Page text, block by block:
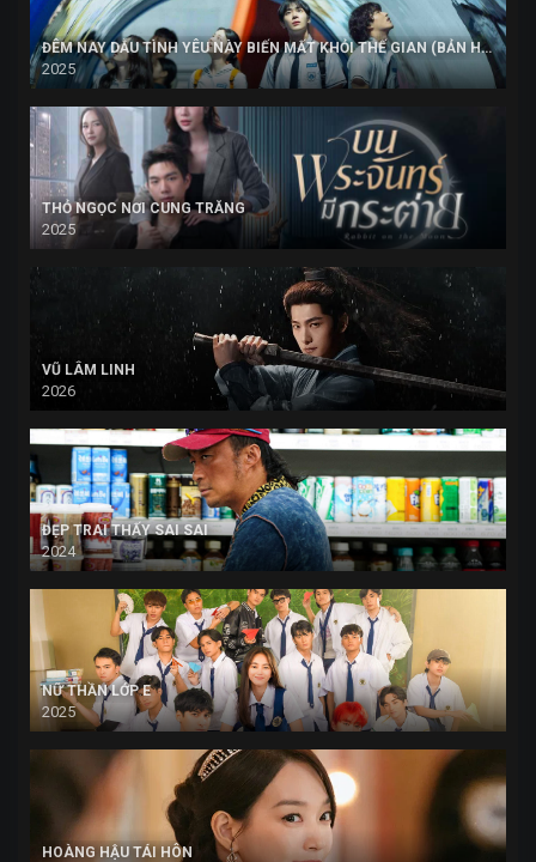
ĐÊM NAY DẪU TÌNH YÊU NÀY BIẾN MẤT KHỎI THẾ GIAN (BẢN HÀN)
2025
THỎ NGỌC NƠI CUNG TRĂNG
2025
VŨ LÂM LINH
2026
ĐẸP TRAI THẤY SAI SAI
2024
NỮ THẦN LỚP E
2025
HOÀNG HẬU TÁI HÔN